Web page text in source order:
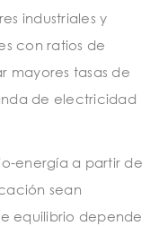
industriales y
con ratios de
mayores tasas de
de electricidad
energía a partir de
sean
equilibrio depende